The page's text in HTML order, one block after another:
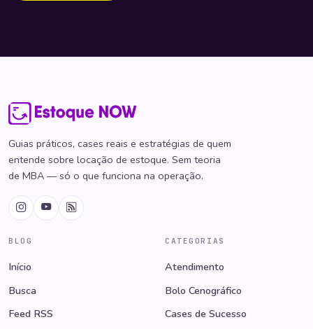
Guias práticos, cases reais e estratégias de quem
entende sobre locação de estoque. Sem teoria
de MBA — só o que funciona na operação.
BLOG
Início
Busca
Feed RSS
CATEGORIAS
Atendimento
Bolo Cenográfico
Cases de Sucesso